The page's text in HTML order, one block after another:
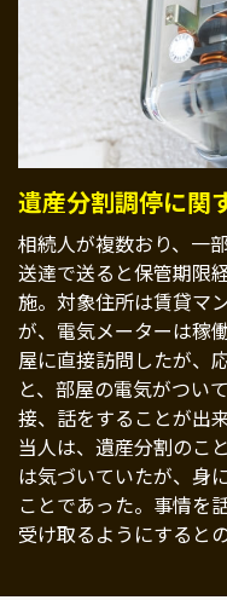
遺産分割調停に関
相続人が複数おり、一
送達で送ると保管期限
施。対象住所は賃貸マ
が、電気メーターは稼
屋に直接訪問したが、
と、部屋の電気がつい
接、話をすることが出来
当人は、遺産分割のこ
は気づいていたが、身
ことであった。事情を
受け取るようにすると